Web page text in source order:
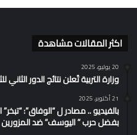
اكثر المقالات مشاهدة
20 يوليو، 2025
وزارة التربية تُعلن نتائج الدور
21 أكتوبر، 2025
بالفيديو .. مصادر ل “الوفاق”:
بفضل حرب ” اليوسف” ضد المزورين